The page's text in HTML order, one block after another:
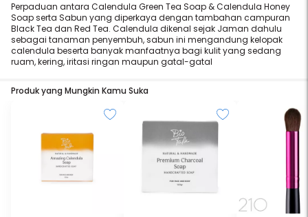
Perpaduan antara Calendula Green Tea Soap & Calendula Honey
Soap serta Sabun yang diperkaya dengan tambahan campuran
Black Tea dan Red Tea. Calendula dikenal sejak Jaman dahulu
sebagai tanaman penyembuh, sabun ini mengandung kelopak
calendula beserta banyak manfaatnya bagi kulit yang sedang
ruam, kering, iritasi ringan maupun gatal-gatal
Produk yang Mungkin Kamu Suka